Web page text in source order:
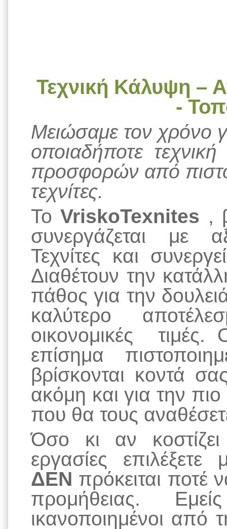
Τεχνική Κάλυψη –
-
Μειώσαμε τον χρόνο
οποιαδήποτε
προσφορών από
τεχνίτες.
ΤοVriskoTexnites ,
συνεργάζεται με
Τεχνίτες και
Διαθέτουν την
πάθος για την
καλύτερο
οικονομικές τιμές.
επίσημα
βρίσκονται κοντά
ακόμη και για την πιο
που θα τους
Όσο κι αν
εργασίες
ΔΕΝ πρόκειται ποτέ
προμήθειας.
ικανοποιημένοι από